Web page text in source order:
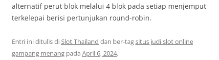
alternatif perut blok melalui 4 blok pada setiap menjemput
terkelepai berisi pertunjukan round-robin.
Entri ini ditulis diSlot Thailand dan ber-tagsitus judi slot online
gampang menang pada April 6, 2024.